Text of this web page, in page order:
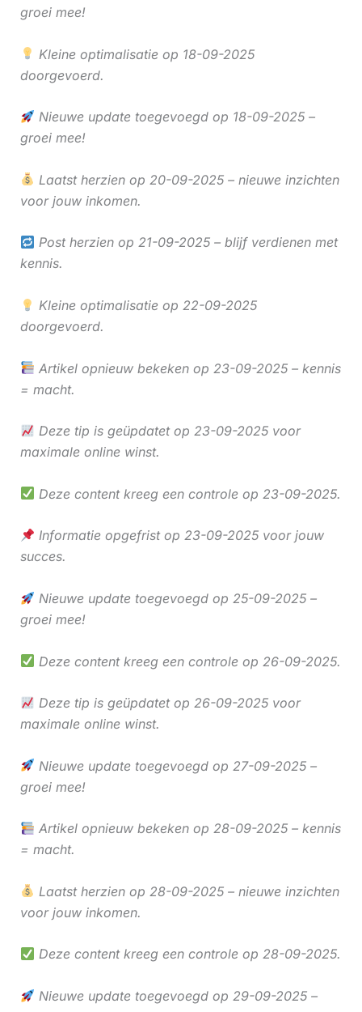
groei mee!
Kleine optimalisatie op 18-09-2025
doorgevoerd.
Nieuwe update toegevoegd op 18-09-2025 –
groei mee!
Laatst herzien op 20-09-2025 – nieuwe inzichten
voor jouw inkomen.
Post herzien op 21-09-2025 – blijf verdienen met
kennis.
Kleine optimalisatie op 22-09-2025
doorgevoerd.
Artikel opnieuw bekeken op 23-09-2025 – kennis
= macht.
Deze tip is geüpdatet op 23-09-2025 voor
maximale online winst.
Deze content kreeg een controle op 23-09-2025.
Informatie opgefrist op 23-09-2025 voor jouw
succes.
Nieuwe update toegevoegd op 25-09-2025 –
groei mee!
Deze content kreeg een controle op 26-09-2025.
Deze tip is geüpdatet op 26-09-2025 voor
maximale online winst.
Nieuwe update toegevoegd op 27-09-2025 –
groei mee!
Artikel opnieuw bekeken op 28-09-2025 – kennis
= macht.
Laatst herzien op 28-09-2025 – nieuwe inzichten
voor jouw inkomen.
Deze content kreeg een controle op 28-09-2025.
Nieuwe update toegevoegd op 29-09-2025 –